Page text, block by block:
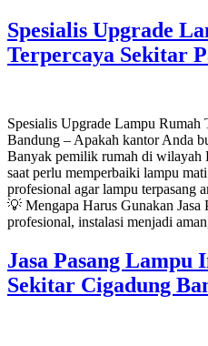
Spesialis Upgrade
Terpercaya Sekitar
Spesialis Upgrade Lampu Rumah
Bandung – Apakah kantor Anda
Banyak pemilik rumah di wilayah
saat perlu memperbaiki lampu
profesional agar lampu terpasang
💡 Mengapa Harus Gunakan Jasa
profesional, instalasi menjadi
Jasa Pasang Lampu
Sekitar Cigadung